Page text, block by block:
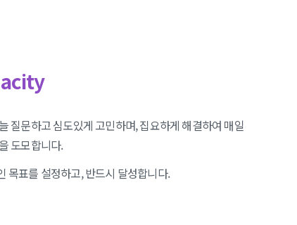
질문하고 심도있게 고민하며, 집요하게 해결하여 매일
도모합니다.
목표를 설정하고, 반드시 달성합니다.